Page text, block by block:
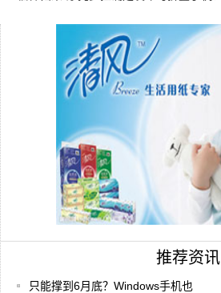
松下安卓新品Eluga Note发布：竟然还
推荐资讯
只能撑到6月底？Windows手机也